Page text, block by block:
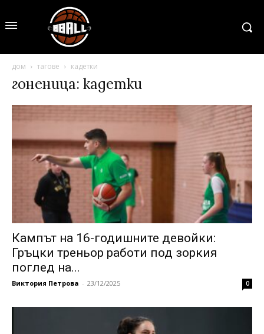
дом тагове кадетки
гоненица: кадетки
Кампът на 16-годишните девойки:
Гръцки треньор работи под зоркия
поглед на...
Виктория Петрова - 23/12/2025 0